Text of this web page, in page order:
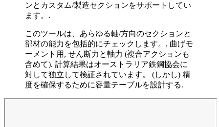
ンとカスタム/製造セクションをサポートしてい
ます。.
このツールは、あらゆる軸/方向のセクションと
部材の能力を包括的にチェックします。, 曲げモ
ーメント用, せん断力と軸力 (複合アクションも
含めて). 計算結果はオーストラリア鉄鋼協会に
対して独立して検証されています。 (しかし) 精
度を確保するために容量テーブルを設計する.